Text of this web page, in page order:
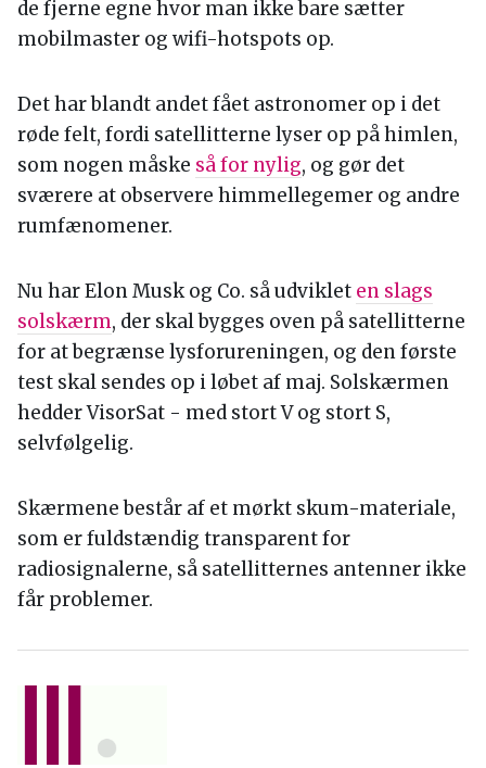
de fjerne egne hvor man ikke bare sætter
mobilmaster og wifi-hotspots op.
Det har blandt andet fået astronomer op i det
røde felt, fordi satellitterne lyser op på himlen,
som nogen måske så for nylig, og gør det
sværere at observere himmellegemer og andre
rumfænomener.
Nu har Elon Musk og Co. så udviklet en slags
solskærm, der skal bygges oven på satellitterne
for at begrænse lysforureningen, og den første
test skal sendes op i løbet af maj. Solskærmen
hedder VisorSat - med stort V og stort S,
selvfølgelig.
Skærmene består af et mørkt skum-materiale,
som er fuldstændig transparent for
radiosignalerne, så satellitternes antenner ikke
får problemer.